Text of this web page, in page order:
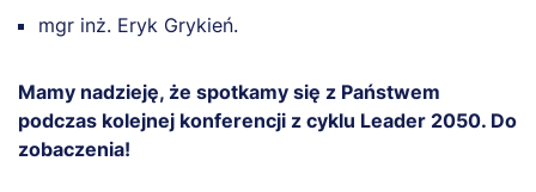
mgr inż. Eryk Grykień.
Mamy nadzieję, że spotkamy się z Państwem
podczas kolejnej konferencji z cyklu Leader 2050. Do
zobaczenia!